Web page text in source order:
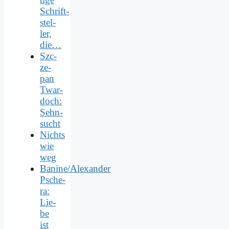
Schrift­
stel­
ler,
die…
Szc­
ze­
pan
Twar­
doch:
Sehn­
sucht
Nichts
wie
weg
Banine/Alexander
Psche­
ra:
Lie­
be
ist